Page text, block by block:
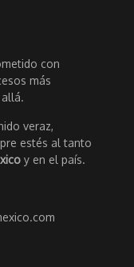
con
más
veraz,
estés al tanto
y en el país.